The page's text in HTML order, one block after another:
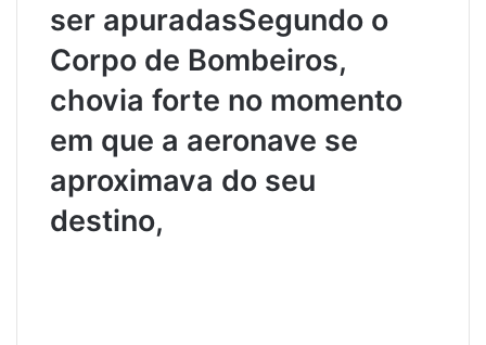
ser apuradasSegundo o
Corpo de Bombeiros,
chovia forte no momento
em que a aeronave se
aproximava do seu
destino,